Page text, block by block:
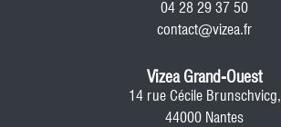
04 28 29 37 50
contact@vizea.fr
Vizea Grand-Ouest
14 rue Cécile Brunschvicg,
44000 Nantes